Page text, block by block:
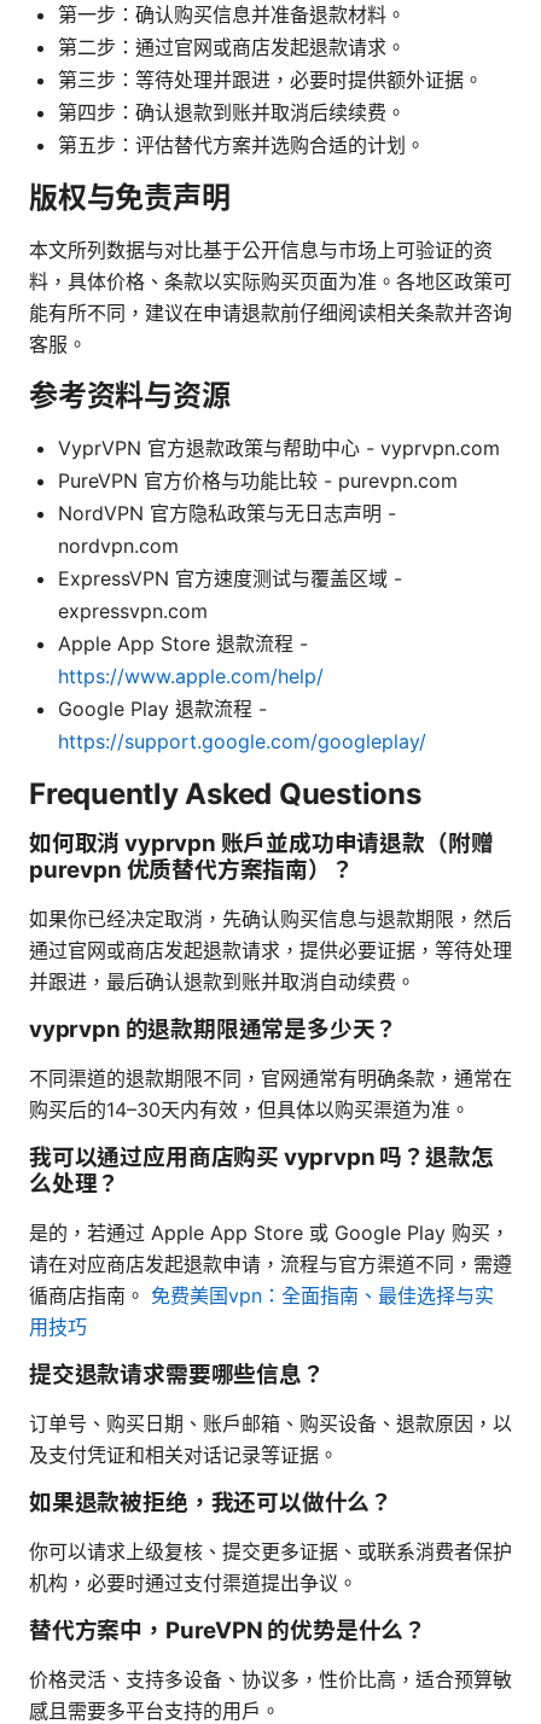
第一步：确认购买信息并准备退款材料。
第二步：通过官网或商店发起退款请求。
第三步：等待处理并跟进，必要时提供额外证据。
第四步：确认退款到账并取消后续续费。
第五步：评估替代方案并选购合适的计划。
版权与免责声明
本文所列数据与对比基于公开信息与市场上可验证的资
料，具体价格、条款以实际购买页面为准。各地区政策可
能有所不同，建议在申请退款前仔细阅读相关条款并咨询
客服。
参考资料与资源
VyprVPN 官方退款政策与帮助中心 - vyprvpn.com
PureVPN 官方价格与功能比较 - purevpn.com
NordVPN 官方隐私政策与无日志声明 -
nordvpn.com
ExpressVPN 官方速度测试与覆盖区域 -
expressvpn.com
Apple App Store 退款流程 -
https://www.apple.com/help/
Google Play 退款流程 -
https://support.google.com/googleplay/
Frequently Asked Questions
如何取消 vyprvpn 账户並成功申请退款（附赠
purevpn 优质替代方案指南）？
如果你已经决定取消，先确认购买信息与退款期限，然后
通过官网或商店发起退款请求，提供必要证据，等待处理
并跟进，最后确认退款到账并取消自动续费。
vyprvpn 的退款期限通常是多少天？
不同渠道的退款期限不同，官网通常有明确条款，通常在
购买后的14–30天内有效，但具体以购买渠道为准。
我可以通过应用商店购买 vyprvpn 吗？退款怎
么处理？
是的，若通过 Apple App Store 或 Google Play 购买，
请在对应商店发起退款申请，流程与官方渠道不同，需遵
循商店指南。 免费美国vpn：全面指南、最佳选择与实
用技巧
提交退款请求需要哪些信息？
订单号、购买日期、账户邮箱、购买设备、退款原因，以
及支付凭证和相关对话记录等证据。
如果退款被拒绝，我还可以做什么？
你可以请求上级复核、提交更多证据、或联系消费者保护
机构，必要时通过支付渠道提出争议。
替代方案中，PureVPN 的优势是什么？
价格灵活、支持多设备、协议多，性价比高，适合预算敏
感且需要多平台支持的用户。